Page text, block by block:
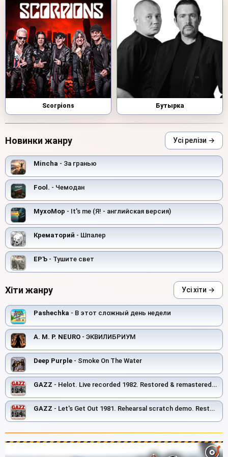
Scorpions Бутырка
Новинки жанру Усі релізи →
Mincha - За гранью
Fool. - Чемодан
MyxoMop - It's me (Я! - английская версия)
Крематорий - Шпалер
ЕРЪ - Тушите свет
Хіти жанру Усі хіти →
Pashechka - В этот сложный день недели
A. M. P. NEURO - ЭКВИЛИБРИУМ
Deep Purple - Smoke On The Water
GAZZ - Helot. Live recorded 1982. Restored & remastered 2026
GAZZ - Let's Get Out 1981. Rehearsal scratch demo. Restored and remastered 2026.